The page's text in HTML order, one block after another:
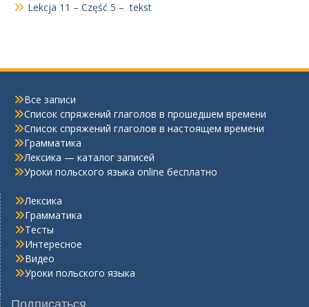
Lekcja 11 – Część 5 – tekst
Все записи
Список спряжений глаголов в прошедшем времени
Список спряжений глаголов в настоящем времени
Грамматика
Лексика — каталог записей
Уроки польского языка online бесплатно
Лексика
Грамматика
Тесты
Интересное
Видео
Уроки польского языка